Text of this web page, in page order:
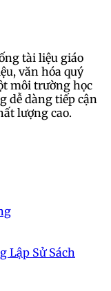
tài liệu giáo
văn hóa quý
môi trường học
dễ dàng tiếp cận
lượng cao.
Lập Sử Sách